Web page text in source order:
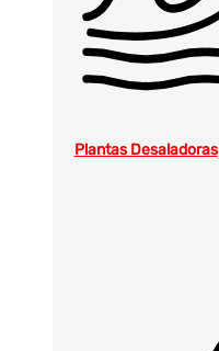
Plantas Desaladoras